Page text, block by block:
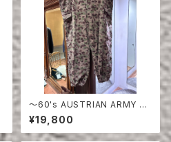
〜60's AUSTRIAN ARMY PE
A DOT CAMO FIERD PANT
S
¥19,800